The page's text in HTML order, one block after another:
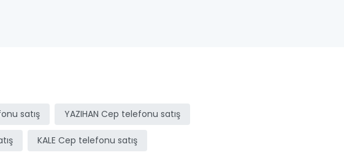
satış YAZIHAN Cep telefonu satış
KALE Cep telefonu satış